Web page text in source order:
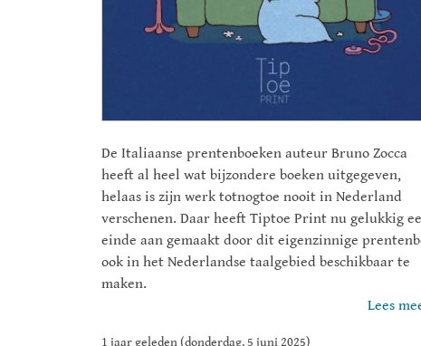
De Italiaanse prentenboeken auteur Bruno Zocca
heeft al heel wat bijzondere boeken uitgegeven,
helaas is zijn werk totnogtoe nooit in Nederland
verschenen. Daar heeft Tiptoe Print nu gelukkig
einde aan gemaakt door dit eigenzinnige
ook in het Nederlandse taalgebied beschikbaar te
maken.
Lees
1 jaar geleden (donderdag, 5 juni 2025)